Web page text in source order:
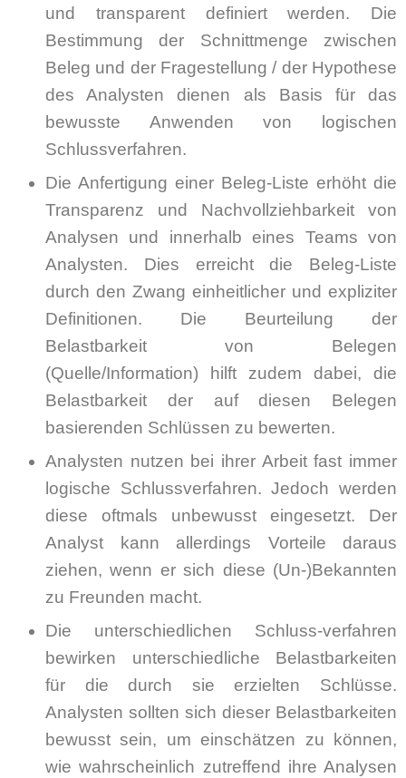
und transparent definiert werden. Die
Bestimmung der Schnittmenge zwischen
Beleg und der Fragestellung / der Hypothese
des Analysten dienen als Basis für das
bewusste Anwenden von logischen
Schlussverfahren.
Die Anfertigung einer Beleg-Liste erhöht die
Transparenz und Nachvollziehbarkeit von
Analysen und innerhalb eines Teams von
Analysten. Dies erreicht die Beleg-Liste
durch den Zwang einheitlicher und expliziter
Definitionen. Die Beurteilung der
Belastbarkeit von Belegen
(Quelle/Information) hilft zudem dabei, die
Belastbarkeit der auf diesen Belegen
basierenden Schlüssen zu bewerten.
Analysten nutzen bei ihrer Arbeit fast immer
logische Schlussverfahren. Jedoch werden
diese oftmals unbewusst eingesetzt. Der
Analyst kann allerdings Vorteile daraus
ziehen, wenn er sich diese (Un-)Bekannten
zu Freunden macht.
Die unterschiedlichen Schluss-verfahren
bewirken unterschiedliche Belastbarkeiten
für die durch sie erzielten Schlüsse.
Analysten sollten sich dieser Belastbarkeiten
bewusst sein, um einschätzen zu können,
wie wahrscheinlich zutreffend ihre Analysen